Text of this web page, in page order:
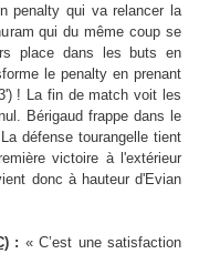
penalty qui va relancer la
qui du même coup se
place dans les buts en
le penalty en prenant
! La fin de match voit les
Bérigaud frappe dans le
défense tourangelle tient
victoire à l'extérieur
donc à hauteur d'Evian
: « C’est une satisfaction